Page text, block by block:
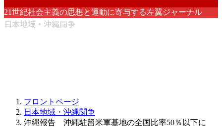
21世紀社会主義の思想と運動に寄与する左翼ジャーナル
日本地域・沖縄闘争
フロントページ
日本地域・沖縄闘争
沖縄報告 沖縄駐留米軍基地の全国比率50％以下に